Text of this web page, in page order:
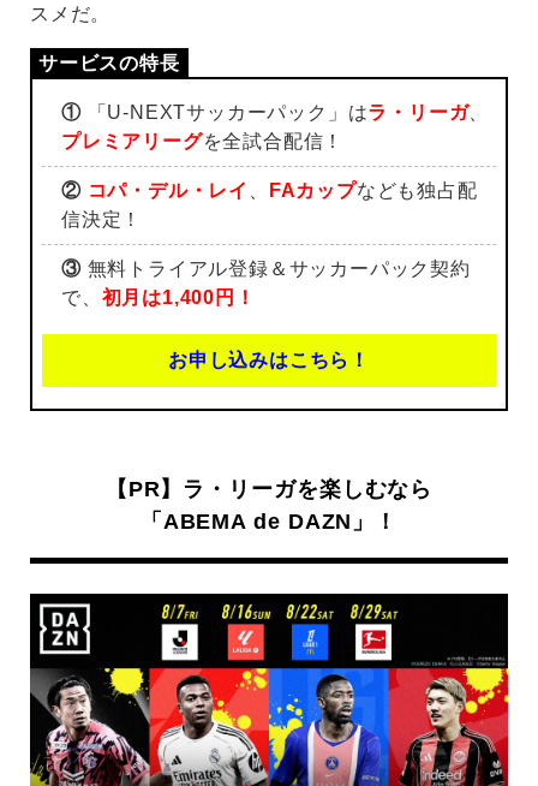
スメだ。
①「U-NEXTサッカーパック」はラ・リーガ、
プレミアリーグを全試合配信！
② コパ・デル・レイ FAカップなども独占配
信決定！
③無料トライアル登録＆サッカーパック契約
で、 初月は1,400円！
お申し込みはこちら！
【PR】ラ・リーガを楽しむなら
「ABEMA de DAZN」！